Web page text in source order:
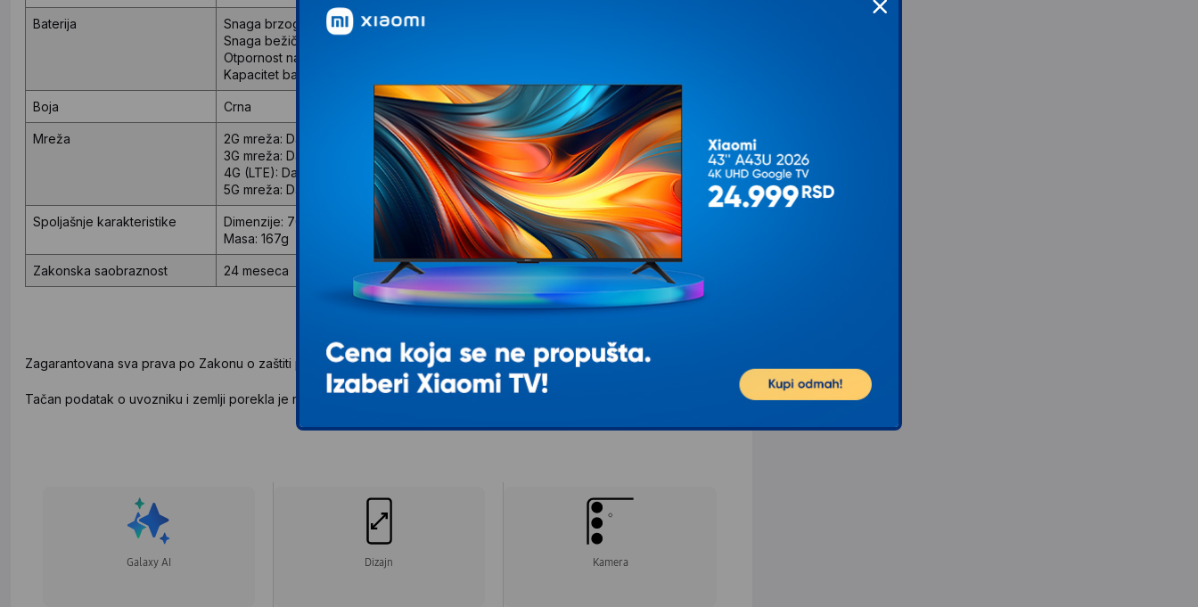
Baterija Snaga brzog punjenja: 25 W
Snaga bežičnog punjenja:
Otpornost na prašinu i vodu:
Kapacitet baterije:
Boja Crna
Mreža 2G mreža: Da
3G mreža: Da
4G (LTE): Da
5G mreža: Da
Spoljašnje karakteristike Dimenzije: 70.6 x 147.0 x 7.6mm
Masa: 167g
Zakonska saobraznost 24 meseca
Zagarantovana sva prava po Zakonu o zaštiti potrošača.
Tačan podatak o uvozniku i zemlji porekla je naveden na deklaraciji proizvoda.
Galaxy AI Dizajn Kamera